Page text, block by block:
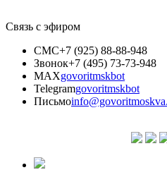
Связь с эфиром
СМС+7 (925) 88-88-948
Звонок+7 (495) 73-73-948
MAXgovoritmskbot
Telegramgovoritmskbot
Письмо